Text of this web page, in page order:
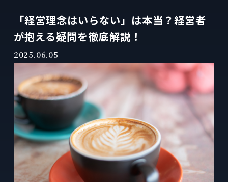
「経営理念はいらない」は本当？経営者
が抱える疑問を徹底解説！
2025.06.05